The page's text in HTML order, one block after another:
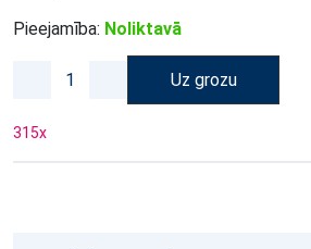
Pieejamība: Noliktavā
Uz grozu
315x